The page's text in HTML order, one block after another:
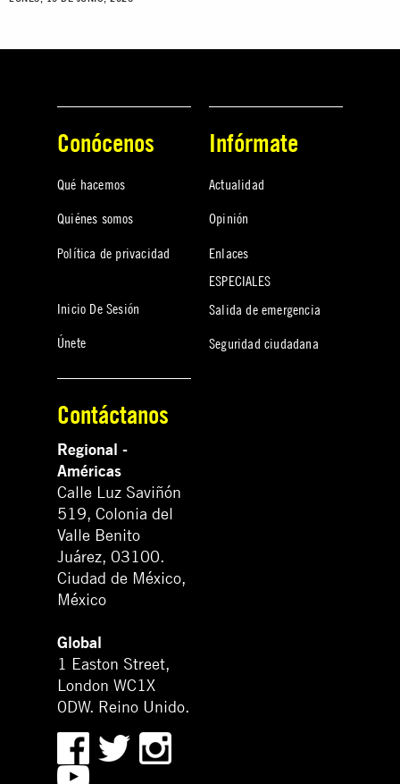
Conócenos
Qué hacemos
Quiénes somos
Política de privacidad
Inicio De Sesión
Únete
Infórmate
Actualidad
Opinión
Enlaces
ESPECIALES
Salida de emergencia
Seguridad ciudadana
Contáctanos
Regional -
Américas
Calle Luz Saviñón
519, Colonia del
Valle Benito
Juárez, 03100.
Ciudad de México,
México
Global
1 Easton Street,
London WC1X
0DW. Reino Unido.